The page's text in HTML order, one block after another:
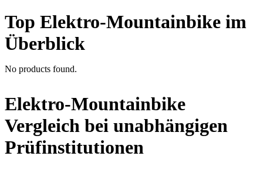
Top Elektro-Mountainbike im
Überblick
No products found.
Elektro-Mountainbike
Vergleich bei unabhängigen
Prüfinstitutionen